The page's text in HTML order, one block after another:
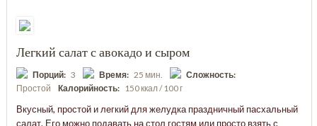
Легкий салат с авокадо и сыром
Порций: 3 Время: 25 мин.
Сложность:
Простой
Калорийность: 150 ккал / 100 г
Вкусный, простой и легкий для желудка праздничный пасхальный
салат. Его можно подавать на стол гостям или просто взять с